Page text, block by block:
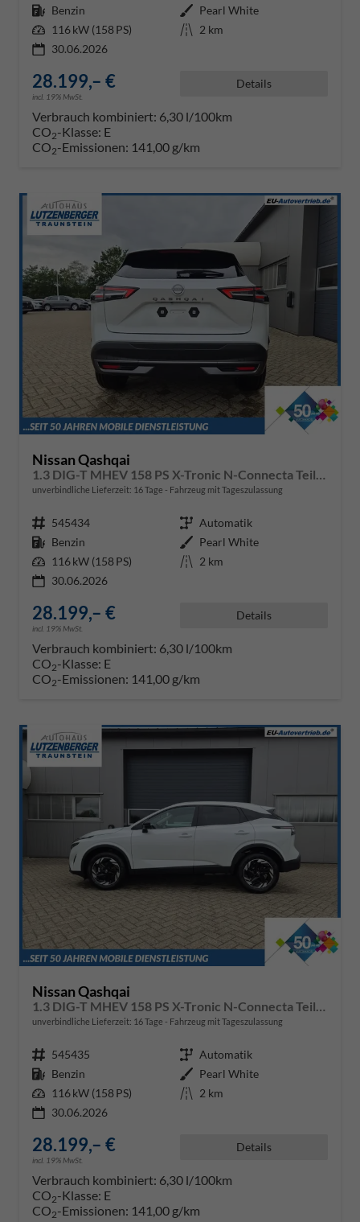
Kraftstoff Benzin Außenfarbe Pearl White
Leistung 116 kW (158 PS) Kilometerstand 2 km
30.06.2026
28.199,– €
incl. 19% MwSt.
Details
Verbrauch kombiniert: 6,30 l/100km
CO2-Klasse: E
CO2-Emissionen: 141,00 g/km
Nissan Qashqai
unverbindliche Lieferzeit: 16 Tage Fahrzeug mit Tageszulassung
Fahrzeugnr. 545434 Getriebe Automatik
Kraftstoff Benzin Außenfarbe Pearl White
Leistung 116 kW (158 PS) Kilometerstand 2 km
30.06.2026
28.199,– €
incl. 19% MwSt.
Details
Verbrauch kombiniert: 6,30 l/100km
CO2-Klasse: E
CO2-Emissionen: 141,00 g/km
Nissan Qashqai
unverbindliche Lieferzeit: 16 Tage Fahrzeug mit Tageszulassung
Fahrzeugnr. 545435 Getriebe Automatik
Kraftstoff Benzin Außenfarbe Pearl White
Leistung 116 kW (158 PS) Kilometerstand 2 km
30.06.2026
28.199,– €
incl. 19% MwSt.
Details
Verbrauch kombiniert: 6,30 l/100km
CO2-Klasse: E
CO2-Emissionen: 141,00 g/km